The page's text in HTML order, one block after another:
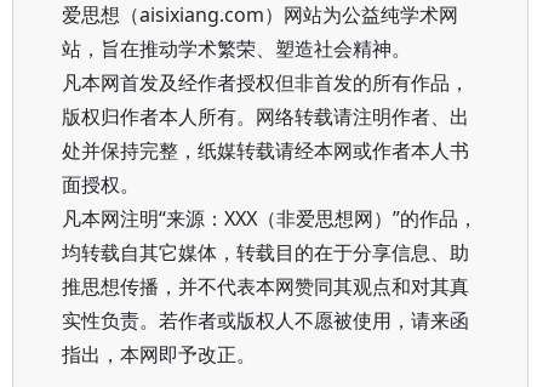
爱思想（aisixiang.com）网站为公益纯学术网
站，旨在推动学术繁荣、塑造社会精神。
凡本网首发及经作者授权但非首发的所有作品，
版权归作者本人所有。网络转载请注明作者、出
处并保持完整，纸媒转载请经本网或作者本人书
面授权。
凡本网注明“来源：XXX（非爱思想网）”的作品，
均转载自其它媒体，转载目的在于分享信息、助
推思想传播，并不代表本网赞同其观点和对其真
实性负责。若作者或版权人不愿被使用，请来函
指出，本网即予改正。